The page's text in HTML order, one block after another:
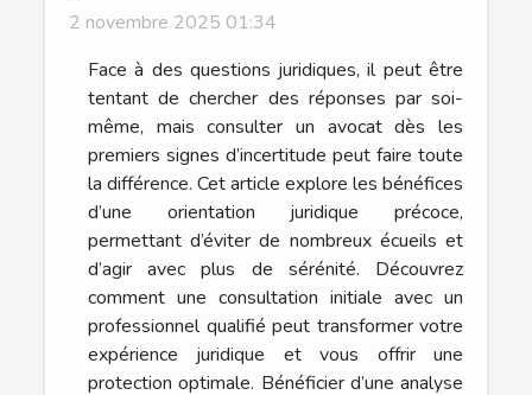
2 novembre 2025 01:34
Face à des questions juridiques, il peut être
tentant de chercher des réponses par soi-
même, mais consulter un avocat dès les
premiers signes d’incertitude peut faire toute
la différence. Cet article explore les bénéfices
d’une orientation juridique précoce,
permettant d’éviter de nombreux écueils et
d’agir avec plus de sérénité. Découvrez
comment une consultation initiale avec un
professionnel qualifié peut transformer votre
expérience juridique et vous offrir une
protection optimale. Bénéficier d’une analyse